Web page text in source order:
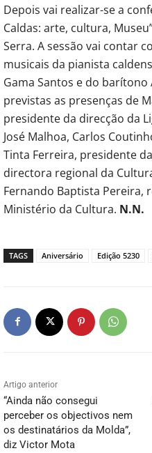
Depois vai realizar-se a
Caldas: arte, cultura,
Serra. A sessão vai contar
musicais da pianista
Gama Santos e do
previstas as presenças de
presidente da direcção da
José Malhoa, Carlos
Tinta Ferreira, presidente
directora regional da
Fernando Baptista Pereira,
Ministério da Cultura. N.N.
TAGS Aniversário Edição 5230
Artigo anterior
“Ainda não consegui
perceber os objectivos nem
os destinatários da Molda”,
diz Victor Mota